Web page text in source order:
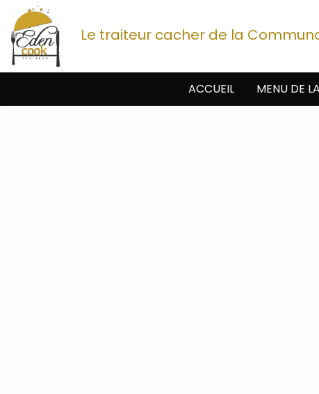
Le traiteur cacher de la
ACCUEIL MENU DE